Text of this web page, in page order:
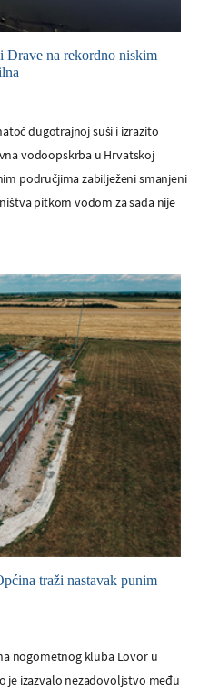
Drave na rekordno niskim
dugotrajnoj suši i izrazito
vodoopskrba u Hrvatskoj
područjima zabilježeni smanjeni
pitkom vodom za sada nije
traži nastavak punim
nogometnog kluba Lovor u
je izazvalo nezadovoljstvo među